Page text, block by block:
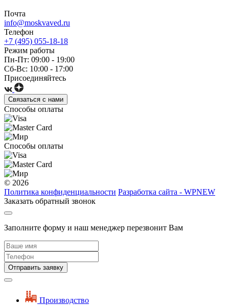
Почта
info@moskvaved.ru
Телефон
+7 (495) 055-18-18
Режим работы
Пн-Пт: 09:00 - 19:00
Сб-Вс: 10:00 - 17:00
Присоединяйтесь
Связаться с нами
Способы оплаты
Способы оплаты
© 2026
Политика конфиденциальности Разработка сайта - WPNEW
Заказать обратный звонок
Заполните форму и наш менеджер перезвонит Вам
Отправить заявку
Производство